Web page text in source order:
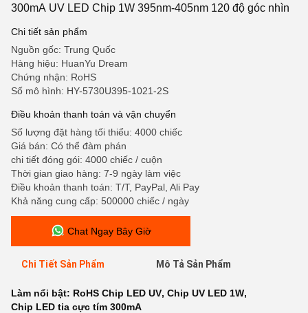
300mA UV LED Chip 1W 395nm-405nm 120 độ góc nhìn
Chi tiết sản phẩm
Nguồn gốc: Trung Quốc
Hàng hiệu: HuanYu Dream
Chứng nhận: RoHS
Số mô hình: HY-5730U395-1021-2S
Điều khoản thanh toán và vận chuyển
Số lượng đặt hàng tối thiểu: 4000 chiếc
Giá bán: Có thể đàm phán
chi tiết đóng gói: 4000 chiếc / cuộn
Thời gian giao hàng: 7-9 ngày làm việc
Điều khoản thanh toán: T/T, PayPal, Ali Pay
Khả năng cung cấp: 500000 chiếc / ngày
Chat Ngay Bây Giờ
Chi Tiết Sản Phẩm Mô Tả Sản Phẩm
Làm nổi bật: RoHS Chip LED UV, Chip UV LED 1W,
Chip LED tia cực tím 300mA